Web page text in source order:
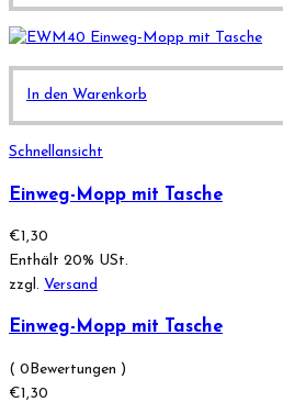
In den Warenkorb
Schnellansicht
Einweg-Mopp mit Tasche
€1,30
Enthält 20% USt.
zzgl. Versand
Einweg-Mopp mit Tasche
( 0Bewertungen )
€1,30